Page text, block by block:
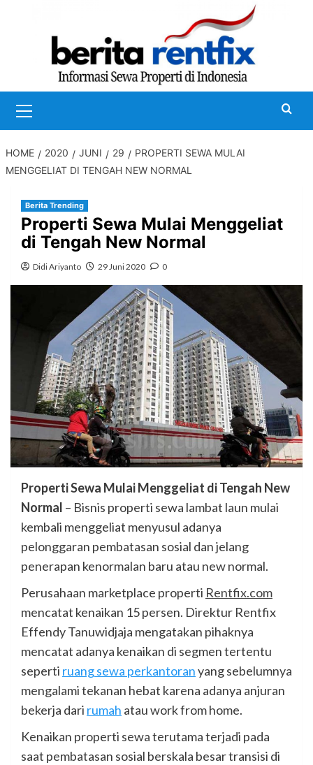
Menu
HOME 2020 JUNI 29
PROPERTI SEWA MULAI
MENGGELIAT DI TENGAH NEW NORMAL
Berita Trending
Properti Sewa Mulai Menggeliat
di Tengah New Normal
Didi Ariyanto 29 Juni 2020 0
Properti Sewa Mulai Menggeliat di Tengah New
Normal – Bisnis properti sewa lambat laun mulai
kembali menggeliat menyusul adanya
pelonggaran pembatasan sosial dan jelang
penerapan kenormalan baru atau new normal.
Perusahaan marketplace properti Rentfix.com
mencatat kenaikan 15 persen. Direktur Rentfix
Effendy Tanuwidjaja mengatakan pihaknya
mencatat adanya kenaikan di segmen tertentu
seperti ruang sewa perkantoranyang sebelumnya
mengalami tekanan hebat karena adanya anjuran
bekerja dari rumah atau work from home.
Kenaikan properti sewa terutama terjadi pada
saat pembatasan sosial berskala besar transisi di